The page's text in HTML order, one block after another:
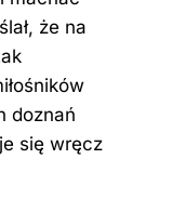
że na
doznań
się wręcz